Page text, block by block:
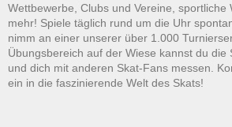
Wettbewerbe, Clubs und Vereine, sportliche
mehr! Spiele täglich rund um die Uhr
nimm an einer unserer über 1.000
Übungsbereich auf der Wiese kannst du die
und dich mit anderen Skat-Fans messen.
ein in die faszinierende Welt des Skats!